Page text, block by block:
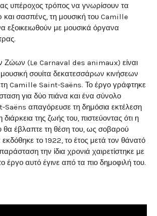
υπέροχος τρόπος να γνωρίσουν τα
και σασπένς, τη μουσική του Camille
εξοικειωθούν με μουσικά όργανα
Ζώων (Le Carnaval des animaux) είναι
μουσική σουίτα δεκατεσσάρων κινήσεων
Camille Saint-Saëns. Το έργο γράφτηκε
για δύο πιάνα και ένα σύνολο
απαγόρευσε τη δημόσια εκτέλεση
της ζωής του, πιστεύοντας ότι η
θα έβλαπτε τη θέση του, ως σοβαρού
το 1922, το έτος μετά τον θάνατό
την ίδια χρονιά χαιρετίστηκε με
έργο αυτό έγινε από τα πιο δημοφιλή του.